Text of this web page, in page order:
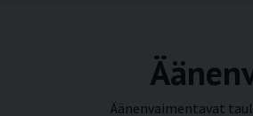
Äänenvaimentavat